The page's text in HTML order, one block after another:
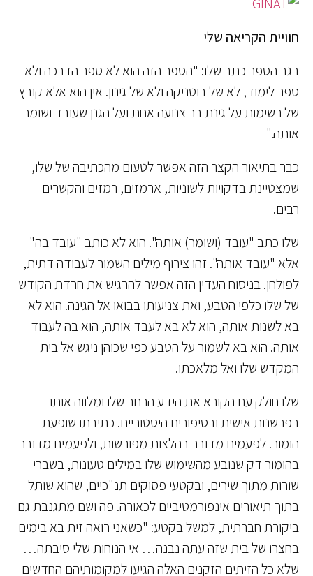
חוויית הקריאה שלי
בגב הספר כתב שלו: "הספר הזה הוא לא ספר הדרכה ולא
ספר לימוד, לא של בוטניקה ולא של גינון. אין הוא אלא קובץ
של רשימות על גינת בר צנועה אחת ועל הגנן שעובד ושומר
אותה."
כבר בתיאור הקצר הזה אפשר לטעום מהכתיבה של שלו,
שמצטיינת בדקויות לשוניות, ארמזים, רמזים והקשרים
רבים.
שלו כתב "עובד (ושומר) אותה". הוא לא כותב "עובד בה"
אלא "עובד אותה". זהו צירוף מילים השמור לעבודה דתית,
לפולחן. בניסוח העדין הזה אפשר להרגיש את חרדת הקודש
של שלו כלפי הטבע, ואת צניעותו בבואו אל הגינה. הוא לא
בא לשנות אותה, הוא לא בא לעבד אותה, הוא בה לעבוד
אותה. הוא בא לשמור על הטבע כפי שכוהן ניגש אל בית
המקדש שלו ואל מלאכתו.
שלו חולק עם הקורא את הידע הרחב שלו ומלווה אותו
בפרשנות אישית ובסיפורים היסטוריים. כתיבתו שופעת
הומור. לפעמים מדובר בהלצות מפורשות, ולפעמים מדובר
בהומור דק שנובע מהשימוש שלו במילים טעונות, בשברי
שורות מתוך שירים, ובקטעי פסוקים תנ"כיים, שהוא שותל
בתוך תיאורים אינפורמטיביים לכאורה. פה ושם מתגנבת גם
ביקורת חברתית, למשל בקטע: "כשאני רואה זית בא בימים
בחצרו של בית שזה עתה נבנה… אי הנוחות שלי סיבתה…
שלא כל הזיתים הזקנים האלה הגיעו למקומותיהם החדשים